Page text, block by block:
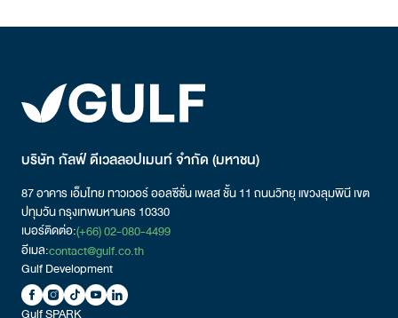
บริษัท กัลฟ์ ดีเวลลอปเมนท์ จำกัด (มหาชน)
87 อาคาร เอ็มไทย ทาวเวอร์ ออลซีซั่น เพลส ชั้น 11 ถนนวิทยุแขวงลุมพินีเขต
ปทุมวัน กรุงเทพมหานคร 10330
เบอร์ติดต่อ:(+66) 02-080-4499
อีเมล:contact@gulf.co.th
Gulf Development
Gulf SPARK